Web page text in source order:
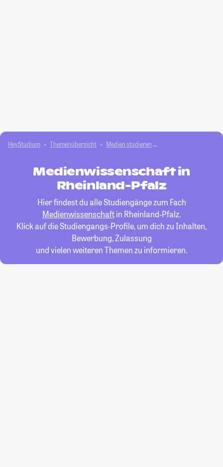
HeyStudium Themenübersicht Medien studieren
Medienwissenschaft in
Rheinland-Pfalz
Hier findest du alle Studiengänge zum Fach
Medienwissenschaftin Rheinland-Pfalz.
Klick auf die Studiengangs-Profile, um dich zu Inhalten,
Bewerbung, Zulassung
und vielen weiteren Themen zu informieren.